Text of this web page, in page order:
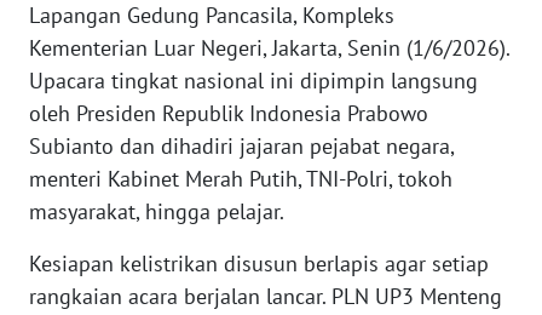
Lapangan Gedung Pancasila, Kompleks
Kementerian Luar Negeri, Jakarta, Senin (1/6/2026).
Upacara tingkat nasional ini dipimpin langsung
oleh Presiden Republik Indonesia Prabowo
Subianto dan dihadiri jajaran pejabat negara,
menteri Kabinet Merah Putih, TNI-Polri, tokoh
masyarakat, hingga pelajar.
Kesiapan kelistrikan disusun berlapis agar setiap
rangkaian acara berjalan lancar. PLN UP3 Menteng
KONTAK
INFO
IKLAN
TENTANG
PEDOMAN